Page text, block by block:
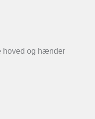
hoved og hænder